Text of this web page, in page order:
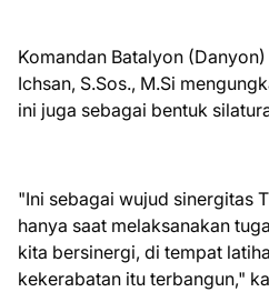
Komandan Batalyon
Ichsan, S.Sos., M.Si
ini juga sebagai bentuk
"Ini sebagai wujud sinergitas
hanya saat melaksanakan
kita bersinergi, di tempat
kekerabatan itu terbangun,"